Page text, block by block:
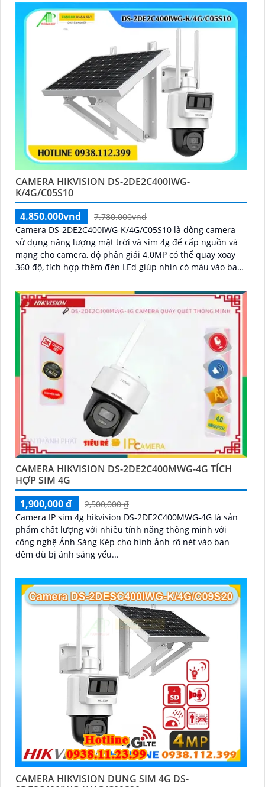
CAMERA HIKVISION DS-2DE2C400IWG-
K/4G/C05S10
4.850.000vnd
7.780.000vnd
Camera DS-2DE2C400IWG-K/4G/C05S10 là dòng camera
sử dụng năng lượng mặt trời và sim 4g để cấp nguồn và
mạng cho camera, độ phân giải 4.0MP có thể quay xoay
360 độ, tích hợp thêm đèn LEd giúp nhìn có màu vào ban
CAMERA HIKVISION DS-2DE2C400MWG-4G TÍCH
HỢP SIM 4G
1,900,000 ₫
2,500,000 ₫
Camera IP sim 4g hikvision DS-2DE2C400MWG-4G là sản
phẩm chất lượng với nhiều tính năng thông minh với
công nghệ Ánh Sáng Kép cho hình ảnh rõ nét vào ban
đêm dù bị ánh sáng yếu...
CAMERA HIKVISION DUNG SIM 4G DS-